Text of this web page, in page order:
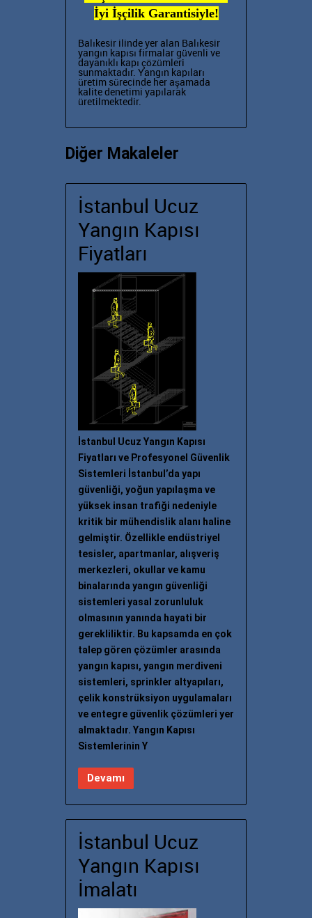
İyi İşçilik Garantisiyle!
Balıkesir ilinde yer alan Balıkesir
yangın kapısı firmalar güvenli ve
dayanıklı kapı çözümleri
sunmaktadır. Yangın kapıları
üretim sürecinde her aşamada
kalite denetimi yapılarak
üretilmektedir.
Diğer Makaleler
İstanbul Ucuz
Yangın Kapısı
Fiyatları
İstanbul Ucuz Yangın Kapısı
Fiyatları ve Profesyonel Güvenlik
Sistemleri İstanbul’da yapı
güvenliği, yoğun yapılaşma ve
yüksek insan trafiği nedeniyle
kritik bir mühendislik alanı haline
gelmiştir. Özellikle endüstriyel
tesisler, apartmanlar, alışveriş
merkezleri, okullar ve kamu
binalarında yangın güvenliği
sistemleri yasal zorunluluk
olmasının yanında hayati bir
gerekliliktir. Bu kapsamda en çok
talep gören çözümler arasında
yangın kapısı, yangın merdiveni
sistemleri, sprinkler altyapıları,
çelik konstrüksiyon uygulamaları
ve entegre güvenlik çözümleri yer
almaktadır. Yangın Kapısı
Sistemlerinin Y
Devamı
İstanbul Ucuz
Yangın Kapısı
İmalatı